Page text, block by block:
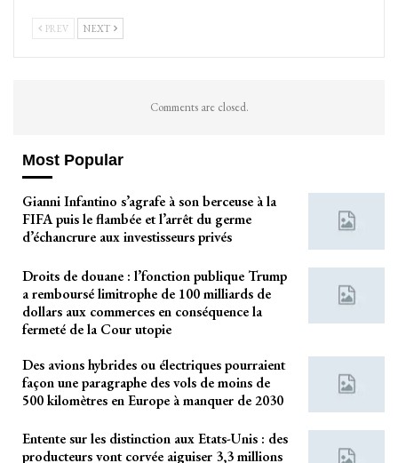
PREV NEXT
Comments are closed.
Most Popular
Gianni Infantino s’agrafe à son berceuse à la
FIFA puis le flambée et l’arrêt du germe
d’échancrure aux investisseurs privés
Droits de douane : l’fonction publique Trump
a remboursé limitrophe de 100 milliards de
dollars aux commerces en conséquence la
fermeté de la Cour utopie
Des avions hybrides ou électriques pourraient
façon une paragraphe des vols de moins de
500 kilomètres en Europe à manquer de 2030
Entente sur les distinction aux Etats-Unis : des
producteurs vont corvée aiguiser 3,3 millions